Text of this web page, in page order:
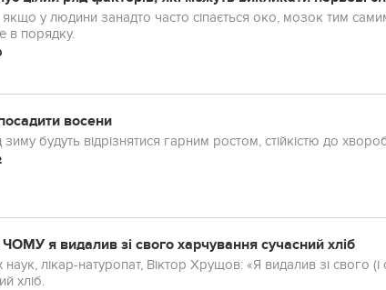
у людини занадто часто сіпається око, мозок тим
в порядку.
восени
зиму будуть відрізнятися гарним ростом, стійкістю до
я видалив зі свого харчування сучасний хліб
лікар-натуропат, Віктор Хрущов: «Я видалив зі свого (і
хліб.